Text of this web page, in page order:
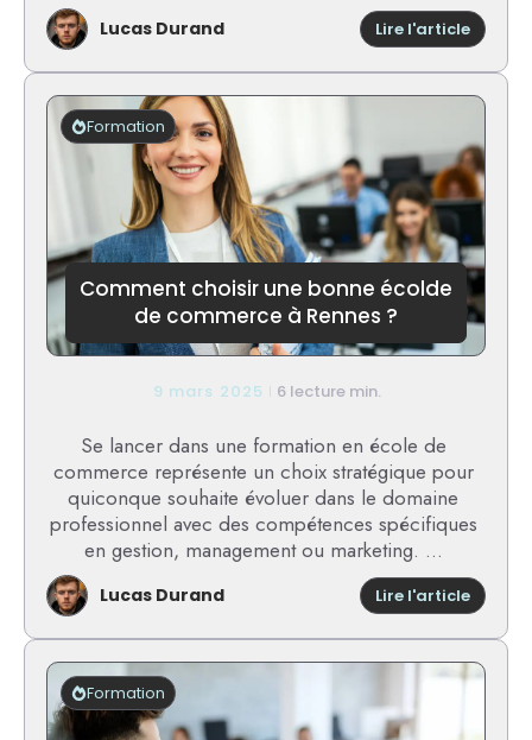
Lucas Durand Lire l'article:
les
les
lieux
publics
:
les
et
Comment choisir une bonne écolde
de commerce à Rennes ?
Formation
9 mars 2025 6 lecture min.
Se lancer dans une formation en école de
commerce représente un choix stratégique pour
quiconque souhaite évoluer dans le domaine
professionnel avec des compétences spécifiques
en gestion, management ou marketing. ...
Lucas Durand Lire l'article:
choisir
une
bonne
Formation